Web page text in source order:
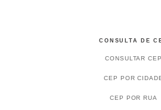
CONSULTA DE
CONSULTAR CEP
CEP POR
CEP POR RUA